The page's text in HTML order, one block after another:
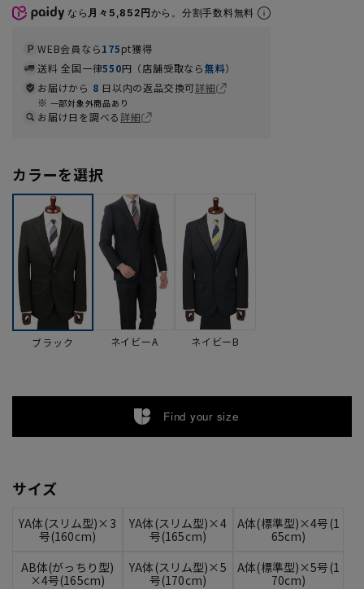
なら 月々5,852円から。分割手数料無料
WEB会員なら175pt獲得
送料 全国一律550円（店舗受取なら無料）
お届けから 8 日以内の返品交換可詳細
一部対象外商品あり
お届け日を調べる詳細
カラーを選択
ブラック ネイビーA ネイビーB
Find your size
サイズ
YA体(スリム型)×3
号(160cm)
YA体(スリム型)×4
号(165cm)
A体(標準型)×4号(1
65cm)
AB体(がっちり型)
×4号(165cm)
YA体(スリム型)×5
号(170cm)
A体(標準型)×5号(1
70cm)